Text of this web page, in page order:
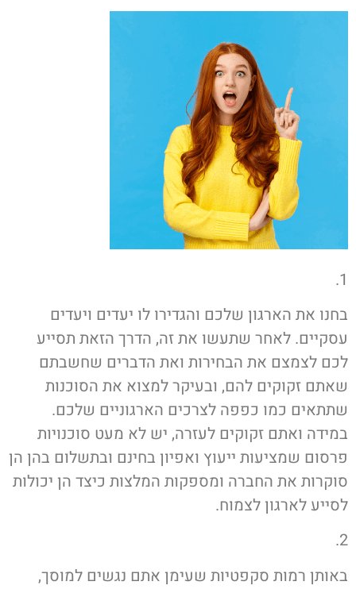
1.
בחנו את הארגון שלכם והגדירו לו יעדים ויעדים
עסקיים. לאחר שתעשו את זה, הדרך הזאת תסייע
לכם לצמצם את הבחירות ואת הדברים שחשבתם
שאתם זקוקים להם, ובעיקר למצוא את הסוכנות
שתתאים כמו כפפה לצרכים הארגוניים שלכם.
במידה ואתם זקוקים לעזרה, יש לא מעט סוכנויות
פרסום שמציעות ייעוץ ואפיון בחינם ובתשלום בהן הן
סוקרות את החברה ומספקות המלצות כיצד הן יכולות
לסייע לארגון לצמוח.
2.
באותן רמות סקפטיות שעימן אתם נגשים למוסך,